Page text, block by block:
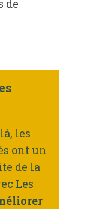
de
les
ont un
de la
Les